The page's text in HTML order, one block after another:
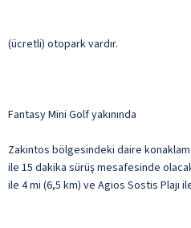
(ücretli) otopark vardır.
Fantasy Mini Golf yakınında
Zakintos bölgesindeki daire
ile 15 dakika sürüş mesafesinde
ile 4 mi (6,5 km) ve Agios Sostis Plajı